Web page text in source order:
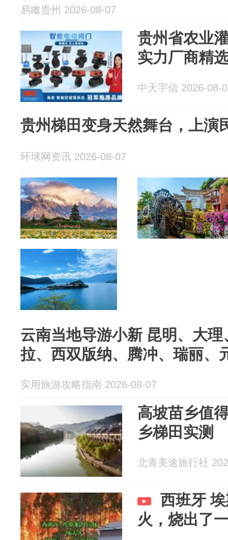
易瞰贵州 2026-08-07
贵州省农业
实力厂商精
中天宇信 2026-08-
贵州梯田变身天然舞台，上演
环球网资讯 2026-08-07
云南当地导游小新 昆明、大
拉、西双版纳、腾冲、瑞丽、
实用旅游攻略指南 2026-08-07
高坡苗乡值
乡梯田实测
北青美途旅行社
西班牙
火，烧出了